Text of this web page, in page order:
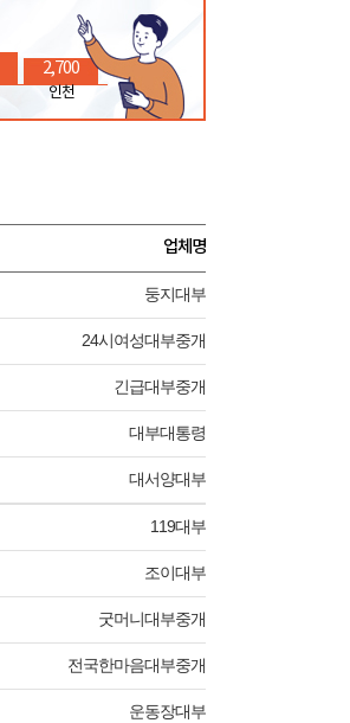
2,700
인천
업체명
둥지대부
24시여성대부중개
긴급대부중개
대부대통령
대서양대부
119대부
조이대부
굿머니대부중개
전국한마음대부중개
운동장대부